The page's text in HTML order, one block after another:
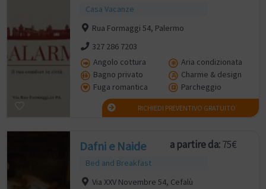
Casa Vacanze
Rua Formaggi 54, Palermo
327 286 7203
Angolo cottura
Aria condizionata
Bagno privato
Charme & design
Fuga romantica
Parcheggio
RICHIEDI PREVENTIVO GRATUITO
Dafni e Naide
Bed and Breakfast
a partire da:75€
Via XXV Novembre 54, Cefalù